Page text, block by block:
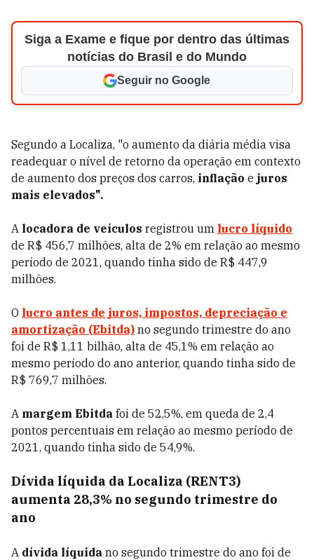
Siga a Exame e fique por dentro das últimas
notícias do Brasil e do Mundo
Seguir no Google
Segundo a Localiza, "o aumento da diária média visa
readequar o nível de retorno da operação em contexto
de aumento dos preços dos carros, inflação e juros
mais elevados".
A locadora de veículos registrou um lucro líquido
de R$ 456,7 milhões, alta de 2% em relação ao mesmo
período de 2021, quando tinha sido de R$ 447,9
milhões.
O lucro antes de juros, impostos, depreciação e
amortização (Ebitda) no segundo trimestre do ano
foi de R$ 1,11 bilhão, alta de 45,1% em relação ao
mesmo período do ano anterior, quando tinha sido de
R$ 769,7 milhões.
A margem Ebitda foi de 52,5%, em queda de 2,4
pontos percentuais em relação ao mesmo período de
2021, quando tinha sido de 54,9%.
Dívida líquida da Localiza (RENT3)
aumenta 28,3% no segundo trimestre do
ano
A dívida líquida no segundo trimestre do ano foi de